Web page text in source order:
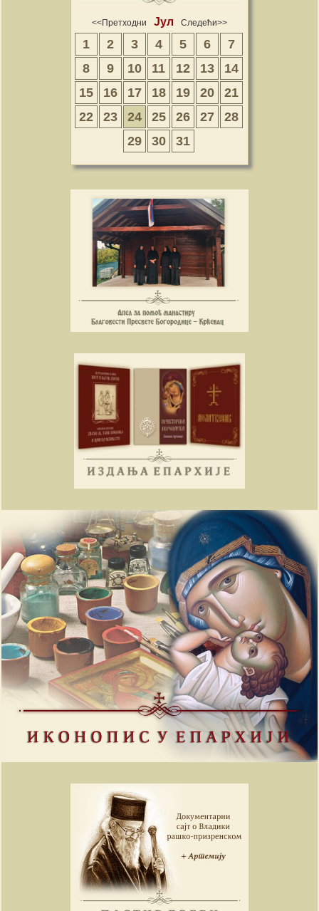
<<Претходни Јул Следећи>>
1 2 3 4 5 6
7
8
9 10 11 12 13
14
15
16 17 18 19 20
21
22
23 24 25 26 27
28
29
30 31